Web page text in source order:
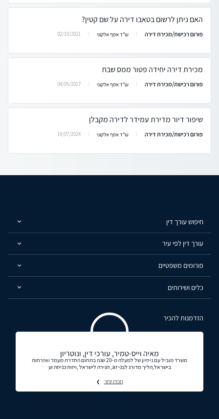
האם ניתן לרשום בטאבו דירה על שם קטין?
פורום רכישת/מכירת דירה עו"ד אסף אלקוני 02/10/2021
מכירת דירה יחידה פטור ממס שבח
פורום רכישת/מכירת דירה עו"ד אסף אלקוני 04/05/2017
שיפור דיור מדירת עמידר לדירה מקבלן
פורום רכישת/מכירת דירה עו"ד אסף אלקוני 16/07/2024
חיפוש עורך דין
עורך דין לפי עיר
פורומים משפטיים
כלים ושירותים
הזדמנות להכיר
מאיה וייס-טמיר, עורכי דין, ונוטריון
משרד מוביל עם ניסיון של למעלה מ-20 שנה בתחום הסדרת מעמד ואזרחות
בישראל,הליך מדורג לבני זוג, הגירה לישראל ,ויזות כניסה וע
תכירו יותר